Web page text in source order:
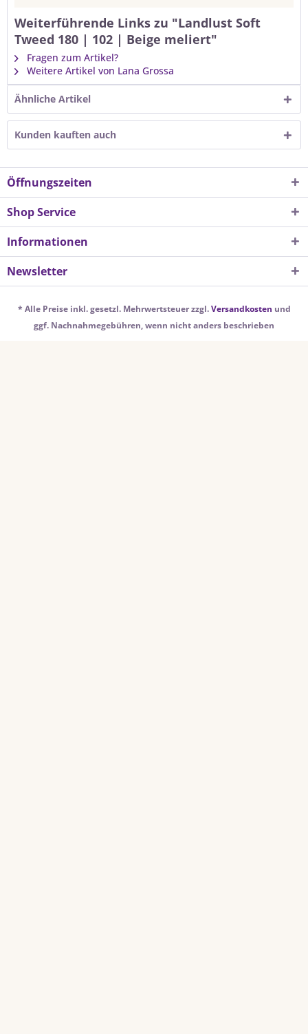
Weiterführende Links zu "Landlust Soft
Tweed 180 | 102 | Beige meliert"
Fragen zum Artikel?
Weitere Artikel von Lana Grossa
Ähnliche Artikel
Kunden kauften auch
Öffnungszeiten
Shop Service
Informationen
Newsletter
* Alle Preise inkl. gesetzl. Mehrwertsteuer zzgl.Versandkosten und
ggf. Nachnahmegebühren, wenn nicht anders beschrieben